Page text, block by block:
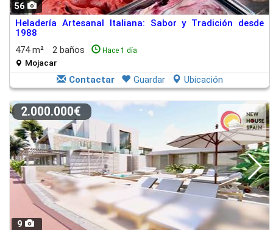
56
Heladería Artesanal Italiana: Sabor y Tradición desde
1988
474 m²
2 baños Hace 1 día
Mojacar
Contactar Guardar Ubicación
9
2.000.000€